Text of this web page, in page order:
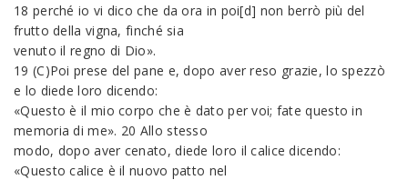
18 perché io vi dico che da ora in poi[d] non berrò più del
frutto della vigna, finché sia
venuto il regno di Dio».
19 (C)Poi prese del pane e, dopo aver reso grazie, lo spezzò
e lo diede loro dicendo:
«Questo è il mio corpo che è dato per voi; fate questo in
memoria di me». 20 Allo stesso
modo, dopo aver cenato, diede loro il calice dicendo:
«Questo calice è il nuovo patto nel